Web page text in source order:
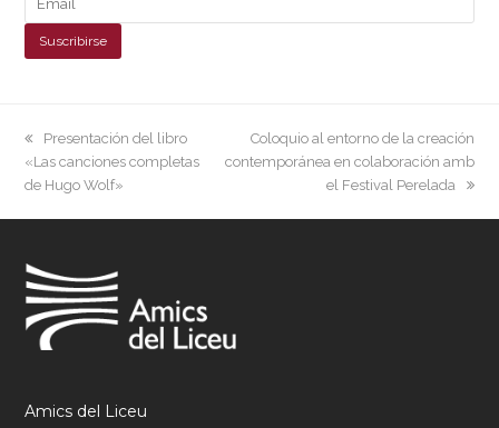
previous
post:
Presentación del libro
«Las canciones completas
de Hugo Wolf»
next
post:
Coloquio al entorno de la creación
contemporánea en colaboración amb
el Festival Perelada
Amics del Liceu